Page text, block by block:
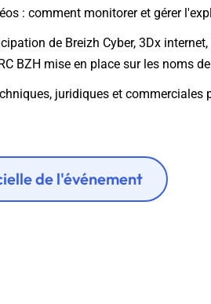
: comment monitorer et gérer
de Breizh Cyber, 3Dx
BZH mise en place sur les noms
juridiques et
de l'événement